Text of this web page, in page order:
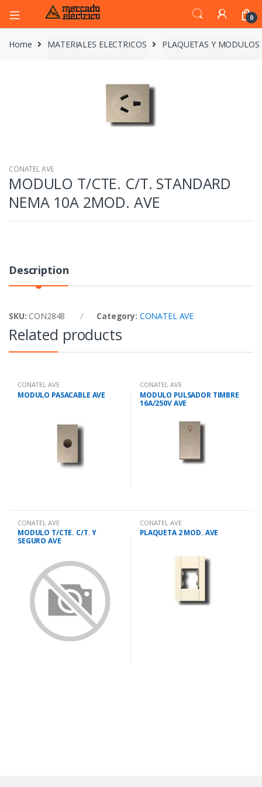
0
Home MATERIALES ELECTRICOS PLAQUETAS Y MODULOS
CONATEL AVE
MODULO T/CTE. C/T. STANDARD
NEMA 10A 2MOD. AVE
Description
SKU: CON2848 Category: CONATEL AVE
Related products
CONATEL AVE
MODULO PASACABLE AVE
CONATEL AVE
MODULO PULSADOR TIMBRE
16A/250V AVE
CONATEL AVE
MODULO T/CTE. C/T. Y
SEGURO AVE
CONATEL AVE
PLAQUETA 2 MOD. AVE